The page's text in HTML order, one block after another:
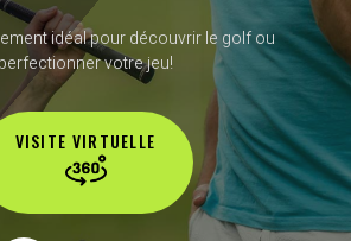
idéal pour découvrir le golf ou
perfectionner votre jeu!
VISITE VIRTUELLE